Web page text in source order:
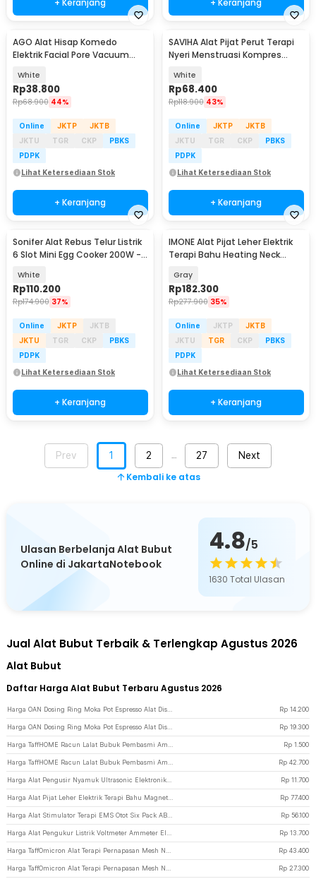
AGO Alat Hisap Komedo
Elektrik Facial Pore Vacuum
White
Rp38.800
Rp68.900 44%
Online JKTP
JKTB
JKTU
TGR CKP
PBKS
PDPK
Lihat Ketersediaan Stok
+ Keranjang
SAVIHA Alat Pijat Perut Terapi
Nyeri Menstruasi Kompres
White
Rp68.400
Rp118.900 43%
Online JKTP
JKTB
JKTU
TGR CKP
PBKS
PDPK
Lihat Ketersediaan Stok
+ Keranjang
Sonifer Alat Rebus Telur Listrik
6 Slot Mini Egg Cooker 200W -
White
Rp110.200
Rp174.900 37%
Online JKTP
JKTB
JKTU
TGR CKP
PBKS
PDPK
Lihat Ketersediaan Stok
+ Keranjang
IMONE Alat Pijat Leher Elektrik
Terapi Bahu Heating Neck
Gray
Rp182.300
Rp277.900 35%
Online JKTP
JKTB
JKTU
TGR CKP
PBKS
PDPK
Lihat Ketersediaan Stok
+ Keranjang
Prev 1 2 27 Next
Kembali ke atas
Ulasan Berbelanja Alat Bubut
Online di JakartaNotebook
4.8/5
1630 Total Ulasan
Jual Alat Bubut Terbaik & Terlengkap Agustus 2026
Alat Bubut
Daftar Harga Alat Bubut Terbaru Agustus 2026
Rp 14.200
Rp 19.300
Rp 1.500
Rp 42.700
Rp 11.700
Rp 77.400
Rp 56.100
Rp 13.700
Rp 43.400
Rp 27.300